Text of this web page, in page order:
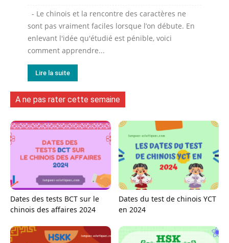
- Le chinois et la rencontre des caractères ne
sont pas vraiment faciles lorsque l’on débute. En
enlevant l'idée qu'étudié est pénible, voici
comment apprendre...
Lire la suite
A ne pas rater cette semaine
Dates des tests BCT sur le
chinois des affaires 2024
Dates du test de chinois YCT
en 2024